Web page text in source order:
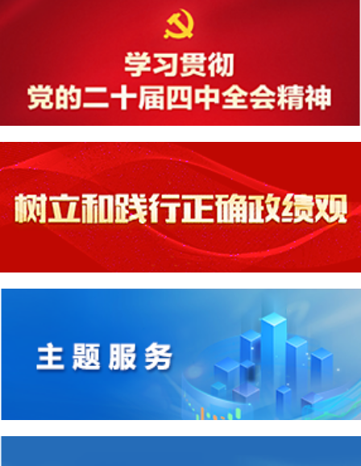
2026年6月威海市金融统计数据
关于威海市2026年渔业科技创新计划拟立项项目名单的公示
2026-07-20
威海市住房公积金管理中心《行政处理决定书》送达公告